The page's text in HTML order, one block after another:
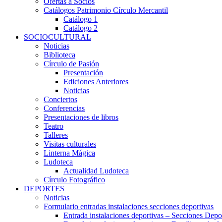
Catálogos Patrimonio Círculo Mercantil
Catálogo 1
Catálogo 2
SOCIOCULTURAL
Noticias
Biblioteca
Círculo de Pasión
Presentación
Ediciones Anteriores
Noticias
Conciertos
Conferencias
Presentaciones de libros
Teatro
Talleres
Visitas culturales
Linterna Mágica
Ludoteca
Actualidad Ludoteca
Círculo Fotográfico
DEPORTES
Noticias
Formulario entradas instalaciones secciones deportivas
Entrada instalaciones deportivas – Secciones